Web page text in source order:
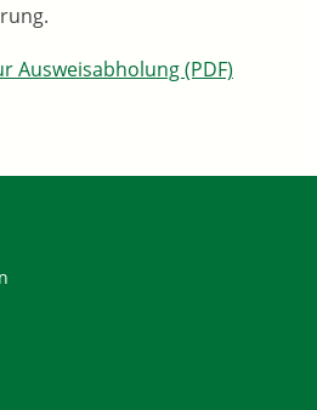
Ausweisabholung (PDF)